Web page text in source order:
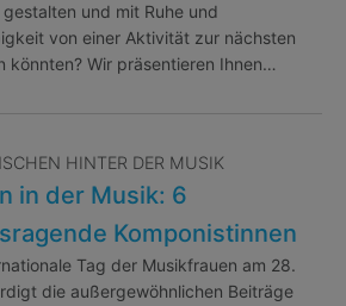
und mit Ruhe und
von einer Aktivität zur nächsten
könnten? Wir präsentieren Ihnen…
HINTER DER MUSIK
in der Musik: 6
Komponistinnen
Tag der Musikfrauen am 28.
die außergewöhnlichen Beiträge